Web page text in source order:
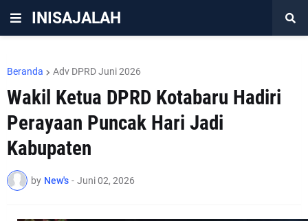
INISAJALAH
Beranda Adv DPRD Juni 2026
Wakil Ketua DPRD Kotabaru Hadiri
Perayaan Puncak Hari Jadi
Kabupaten
by New's - Juni 02, 2026